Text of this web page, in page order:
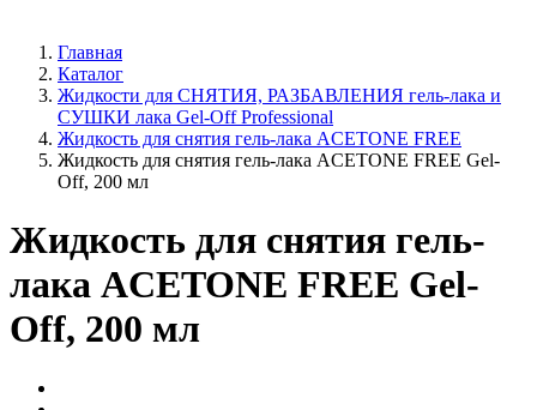
Главная
Каталог
Жидкости для СНЯТИЯ, РАЗБАВЛЕНИЯ гель-лака и
СУШКИ лака Gel-Off Professional
Жидкость для снятия гель-лака ACETONE FREE
Жидкость для снятия гель-лака ACETONE FREE Gel-
Off, 200 мл
Жидкость для снятия гель-
лака ACETONE FREE Gel-
Off, 200 мл